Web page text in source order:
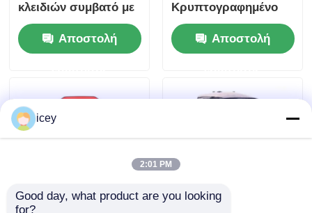
κλειδιών συμβατό με
LT20 τηλεχειριστήρες
υποστήριξη όλα τα
κλειδιά χαμένα &
Αποστολή
Κρυπτογραφημένο
Κιτ Συγκόλλησης
Χωρίς Συγκόλληση 14
τεμαχίων
Αποστολή
icey
2:01 PM
Good day, what product are you looking
for?